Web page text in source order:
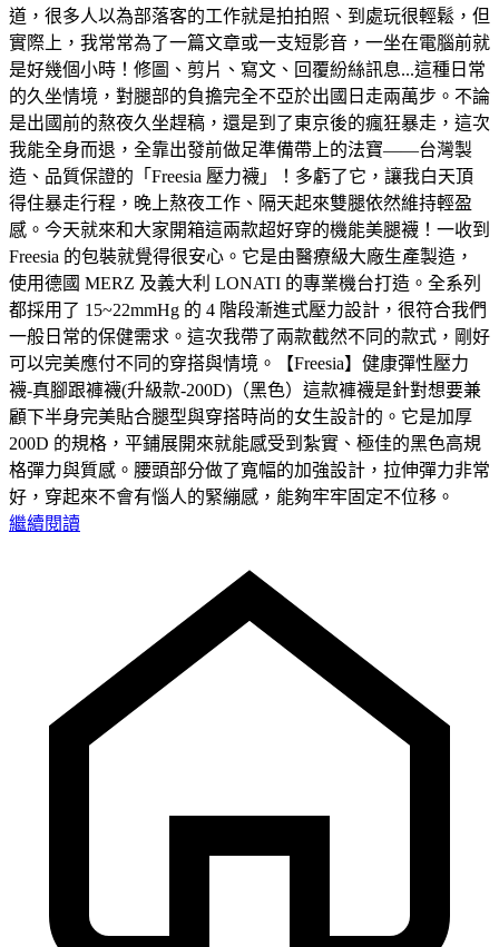
道，很多人以為部落客的工作就是拍拍照、到處玩很輕鬆，但
實際上，我常常為了一篇文章或一支短影音，一坐在電腦前就
是好幾個小時！修圖、剪片、寫文、回覆紛絲訊息...這種日常
的久坐情境，對腿部的負擔完全不亞於出國日走兩萬步。不論
是出國前的熬夜久坐趕稿，還是到了東京後的瘋狂暴走，這次
我能全身而退，全靠出發前做足準備帶上的法寶——台灣製
造、品質保證的「Freesia 壓力襪」！多虧了它，讓我白天頂
得住暴走行程，晚上熬夜工作、隔天起來雙腿依然維持輕盈
感。今天就來和大家開箱這兩款超好穿的機能美腿襪！一收到
Freesia 的包裝就覺得很安心。它是由醫療級大廠生產製造，
使用德國 MERZ 及義大利 LONATI 的專業機台打造。全系列
都採用了 15~22mmHg 的 4 階段漸進式壓力設計，很符合我們
一般日常的保健需求。這次我帶了兩款截然不同的款式，剛好
可以完美應付不同的穿搭與情境。【Freesia】健康彈性壓力
襪-真腳跟褲襪(升級款-200D)（黑色）這款褲襪是針對想要兼
顧下半身完美貼合腿型與穿搭時尚的女生設計的。它是加厚
200D 的規格，平鋪展開來就能感受到紮實、極佳的黑色高規
格彈力與質感。腰頭部分做了寬幅的加強設計，拉伸彈力非常
好，穿起來不會有惱人的緊繃感，能夠牢牢固定不位移。
繼續閱讀